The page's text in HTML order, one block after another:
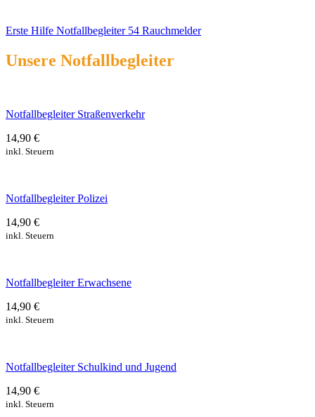
Erste Hilfe Notfallbegleiter 54 Rauchmelder
Unsere Notfallbegleiter
Notfallbegleiter Straßenverkehr
14,90 €
inkl. Steuern
Notfallbegleiter Polizei
14,90 €
inkl. Steuern
Notfallbegleiter Erwachsene
14,90 €
inkl. Steuern
Notfallbegleiter Schulkind und Jugend
14,90 €
inkl. Steuern